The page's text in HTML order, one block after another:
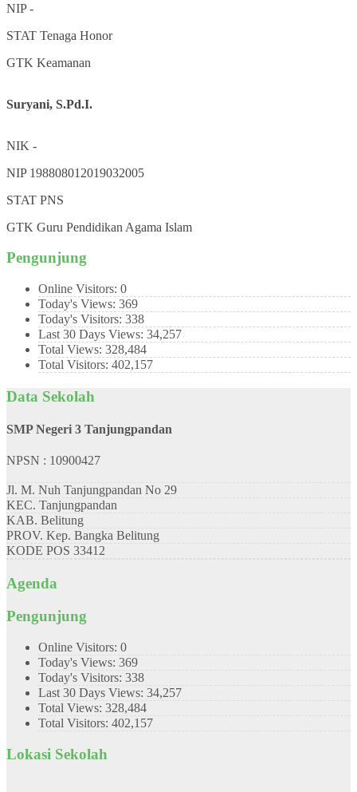
NIP-
STAT Tenaga Honor
GTK Keamanan
Suryani, S.Pd.I.
NIK -
NIP 198808012019032005
STAT PNS
GTK Guru Pendidikan Agama Islam
Pengunjung
Online Visitors: 0
Today's Views: 369
Today's Visitors: 338
Last 30 Days Views: 34,257
Total Views: 328,484
Total Visitors: 402,157
Data Sekolah
SMP Negeri 3 Tanjungpandan
NPSN : 10900427
Jl. M. Nuh Tanjungpandan No 29
KEC. Tanjungpandan
KAB. Belitung
PROV. Kep. Bangka Belitung
KODE POS 33412
Agenda
Pengunjung
Online Visitors: 0
Today's Views: 369
Today's Visitors: 338
Last 30 Days Views: 34,257
Total Views: 328,484
Total Visitors: 402,157
Lokasi Sekolah